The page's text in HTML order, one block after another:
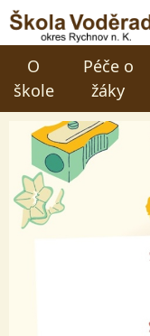
O
škole
Péče o
žáky